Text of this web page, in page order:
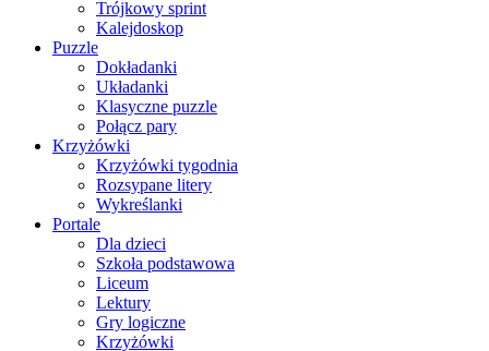
Trójkowy sprint
Kalejdoskop
Puzzle
Dokładanki
Układanki
Klasyczne puzzle
Połącz pary
Krzyżówki
Krzyżówki tygodnia
Rozsypane litery
Wykreślanki
Portale
Dla dzieci
Szkoła podstawowa
Liceum
Lektury
Gry logiczne
Krzyżówki